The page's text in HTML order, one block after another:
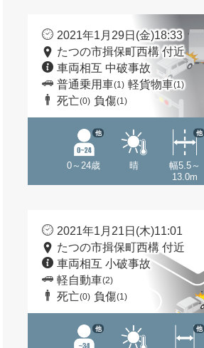
2021年1月29日(金)18:33
たつの市揖保町西構 付近
車両相互 中破事故
普通乗用車(1) 軽貨物車(1)
死亡(0) 負傷(1)
0～24歳
他
晴
幅5.5～
13.0m
他
2021年1月21日(木)11:01
たつの市揖保町西構 付近
車両相互 小破事故
軽自動車(2)
死亡(0) 負傷(1)
他 他